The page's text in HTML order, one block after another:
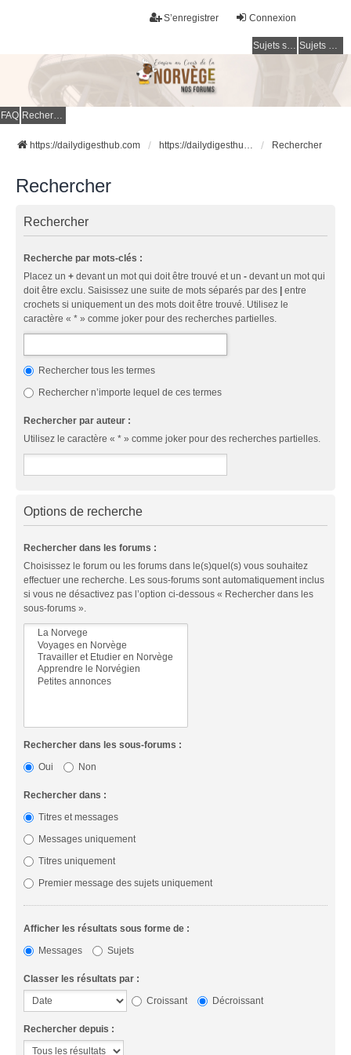
Connexion
S’enregistrer
Sujets sans réponse Sujets actifs
FAQ Rechercher
https://dailydigesthub.com https://dailydigesthub.com Rechercher
Rechercher
Rechercher
Recherche par mots-clés :
Placez un + devant un mot qui doit être trouvé et un - devant un mot qui
doit être exclu. Saisissez une suite de mots séparés par des
entre
crochets si uniquement un des mots doit être trouvé. Utilisez le
caractère « * » comme joker pour des recherches partielles.
Rechercher tous les termes
Rechercher n’importe lequel de ces termes
Rechercher par auteur :
Utilisez le caractère « * » comme joker pour des recherches partielles.
Options de recherche
Rechercher dans les forums :
Choisissez le forum ou les forums dans le(s)quel(s) vous souhaitez
effectuer une recherche. Les sous-forums sont automatiquement inclus
si vous ne désactivez pas l’option ci-dessous « Rechercher dans les
sous-forums ».
Rechercher dans les sous-forums :
Oui
Non
Rechercher dans :
Titres et messages
Messages uniquement
Titres uniquement
Premier message des sujets uniquement
Afficher les résultats sous forme de :
Messages
Sujets
Classer les résultats par :
Croissant
Décroissant
Rechercher depuis :